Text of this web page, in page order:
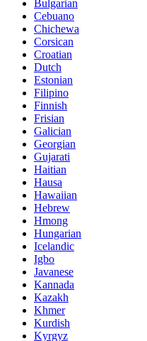
Bulgarian
Cebuano
Chichewa
Corsican
Croatian
Dutch
Estonian
Filipino
Finnish
Frisian
Galician
Georgian
Gujarati
Haitian
Hausa
Hawaiian
Hebrew
Hmong
Hungarian
Icelandic
Igbo
Javanese
Kannada
Kazakh
Khmer
Kurdish
Kyrgyz